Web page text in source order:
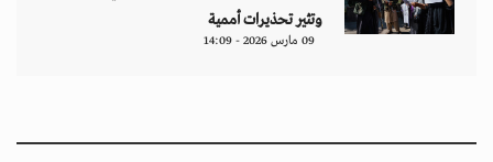
وتثير تحذيرات أممية
09 مارس 2026 - 14:09